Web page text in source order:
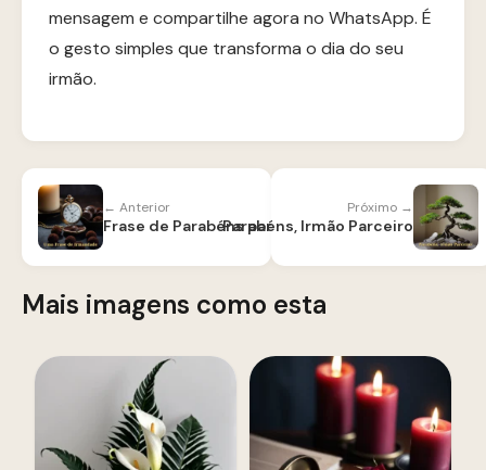
mensagem e compartilhe agora no WhatsApp. É
o gesto simples que transforma o dia do seu
irmão.
← Anterior
Frase de Parabéns para Irmão
Próximo →
Parabéns, Irmão Parceiro
Mais imagens como esta